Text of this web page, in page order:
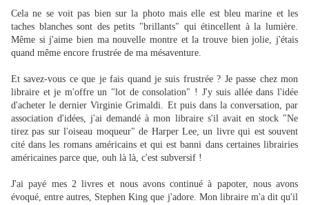
Cela ne se voit pas bien sur la photo mais elle est bleu marine et les
taches blanches sont des petits "brillants" qui étincellent à la lumière.
Même si j'aime bien ma nouvelle montre et la trouve bien jolie, j'étais
quand même encore frustrée de ma mésaventure.
Et savez-vous ce que je fais quand je suis frustrée ? Je passe chez mon
libraire et je m'offre un "lot de consolation" ! J'y suis allée dans l'idée
d'acheter le dernier Virginie Grimaldi. Et puis dans la conversation, par
association d'idées, j'ai demandé à mon libraire s'il avait en stock "Ne
tirez pas sur l'oiseau moqueur" de Harper Lee, un livre qui est souvent
cité dans les romans américains et qui est banni dans certaines librairies
américaines parce que, ouh là là, c'est subversif !
J'ai payé mes 2 livres et nous avons continué à papoter, nous avons
évoqué, entre autres, Stephen King que j'adore. Mon libraire m'a dit qu'il